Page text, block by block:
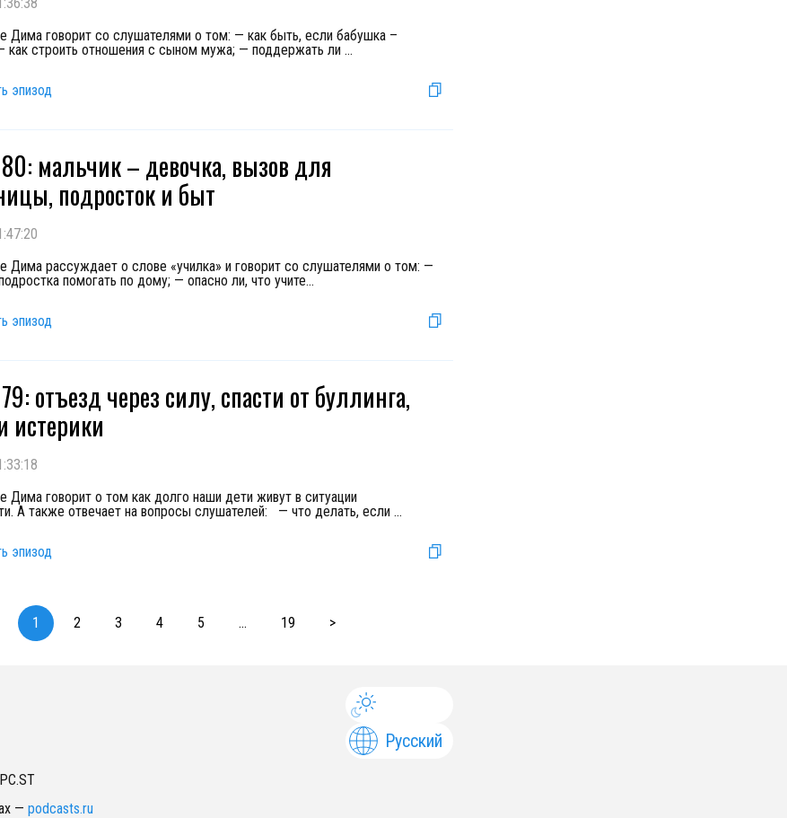
Дима говорит со слушателями о том: — как быть, если бабушка –
как строить отношения с сыном мужа; — поддержать ли ...
эпизод
мальчик – девочка, вызов для
подросток и быт
Дима рассуждает о слове «училка» и говорит со слушателями о том: —
помогать по дому; — опасно ли, что учите...
эпизод
отъезд через силу, спасти от буллинга,
истерики
Дима говорит о том как долго наши дети живут в ситуации
А также отвечает на вопросы слушателей: — что делать, если ...
эпизод
1 2 3 4 5 ... 19 >
Русский
PC.ST
— podcasts.ru